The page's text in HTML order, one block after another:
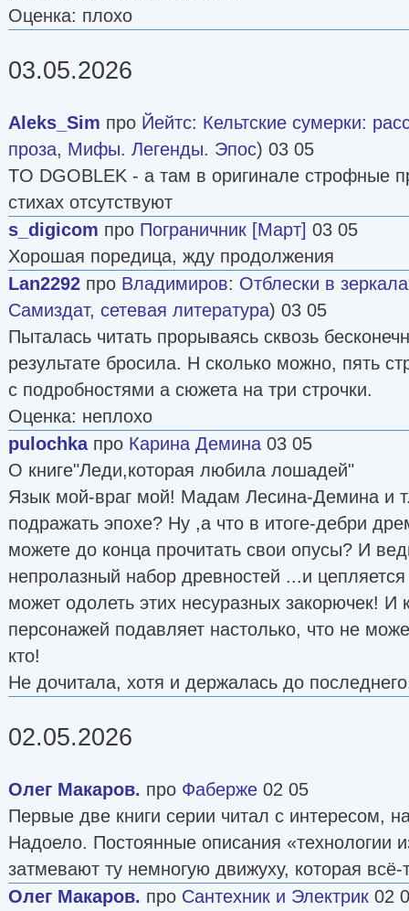
Оценка: плохо
03.05.2026
Aleks_Sim про Йейтс: Кельтские сумерки:
проза, Мифы. Легенды. Эпос) 03 05
TO DGOBLEK - а там в оригинале строфные
стихах отсутствуют
s_digicom про Пограничник [Март] 03 05
Хорошая поредица, жду продолжения
Lan2292 про Владимиров: Отблески в
Самиздат, сетевая литература) 03 05
Пыталась читать прорываясь сквозь
результате бросила. Н сколько можно, пять
с подробностями а сюжета на три строчки.
Оценка: неплохо
pulochkaпро Карина Демина 03 05
О книге"Леди,которая любила лошадей"
Язык мой-враг мой! Мадам Лесина-Демина и
подражать эпохе? Ну ,а что в итоге-дебри
можете до конца прочитать свои опусы? И
непролазный набор древностей ...и
может одолеть этих несуразных закорючек! И
персонажей подавляет настолько, что не
кто!
Не дочитала, хотя и держалась до
02.05.2026
Олег Макаров. про Фаберже 02 05
Первые две книги серии читал с интересом,
Надоело. Постоянные описания «технологии
затмевают ту немногую движуху, которая всё-
Олег Макаров. про Сантехник и Электрик 02